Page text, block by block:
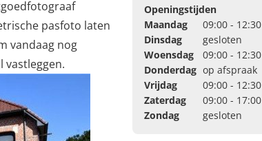
pasfoto laten
vandaag nog
vastleggen.
Openingstijden
Maandag
09:00 - 12:30
Dinsdag
gesloten
Woensdag
09:00 - 12:30
Donderdag op afspraak
Vrijdag
09:00 - 12:30
Zaterdag
09:00 - 17:00
Zondag
gesloten